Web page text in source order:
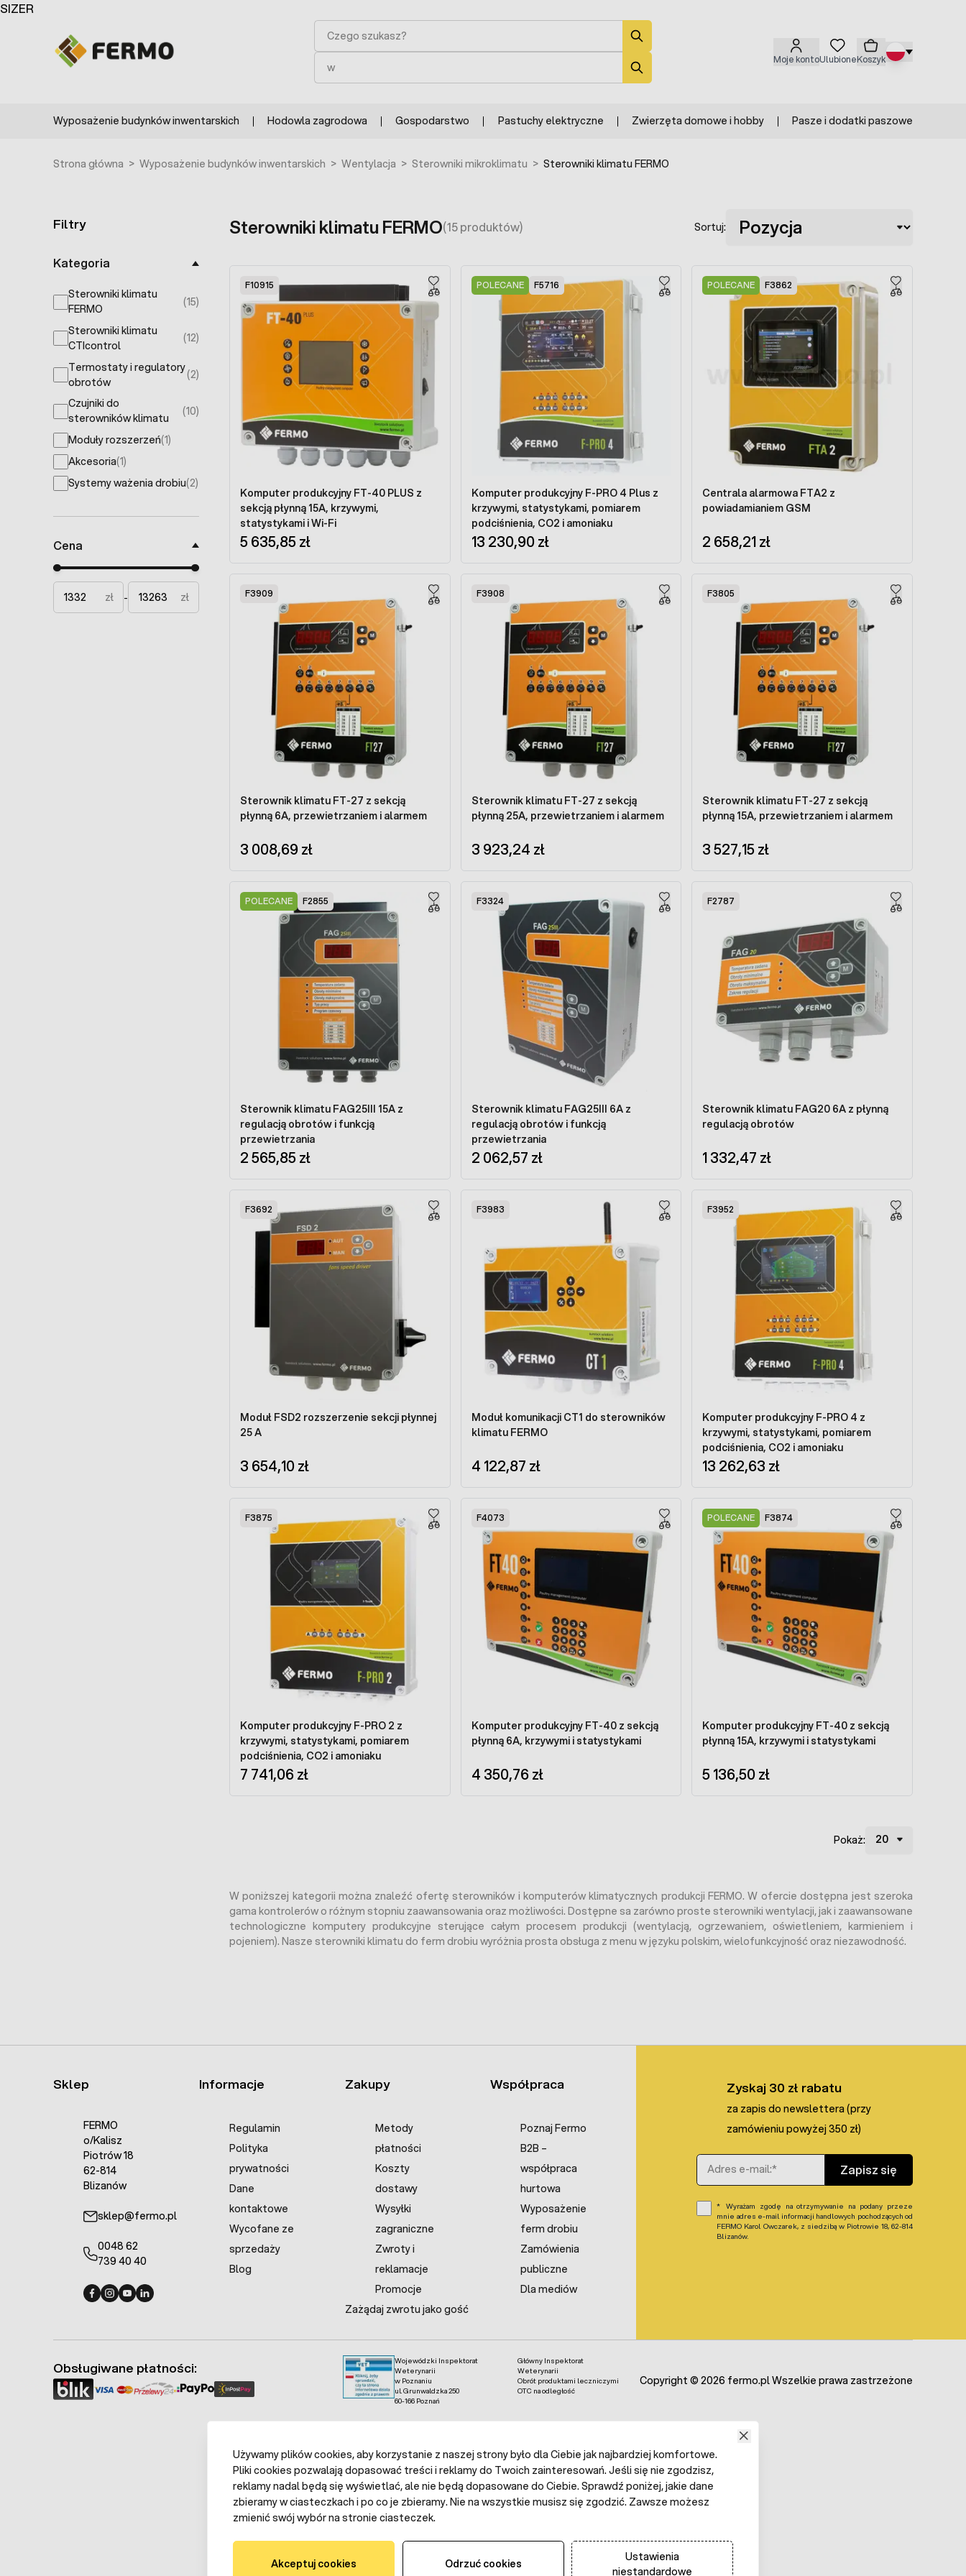
Przejdź do treści
Moje kontoUlubioneKoszyk
Szukaj
Szukaj
Wyposażenie budynków inwentarskich Hodowla zagrodowa Gospodarstwo Pastuchy elektryczne Zwierzęta domowe i hobby Pasze i dodatki paszowe
Strona główna > Wyposażenie budynków inwentarskich > Wentylacja > Sterowniki mikroklimatu > Sterowniki klimatu FERMO
Filtry
Kategoria
Sterowniki klimatu
FERMO
(15)
products available
Sterowniki klimatu
CTIcontrol
(12)
products available
Termostaty i regulatory
obrotów
(2)
products available
Czujniki do
sterowników klimatu
(10)
products available
Moduły rozszerzeń(1)
products available
Akcesoria(1)
products available
Systemy ważenia drobiu(2)
products available
Cena
Minimal price
Maximum price
zł
- zł
Sterowniki klimatu FERMO(15 produktów) Sortuj:
F10915
Komputer produkcyjny FT-40 PLUS z
sekcją płynną 15A, krzywymi,
statystykami i Wi-Fi
5 635,85 zł
POLECANE F5716
Komputer produkcyjny F-PRO 4 Plus z
krzywymi, statystykami, pomiarem
podciśnienia, CO2 i amoniaku
13 230,90 zł
POLECANE F3862
Centrala alarmowa FTA2 z
powiadamianiem GSM
2 658,21 zł
F3909
Sterownik klimatu FT-27 z sekcją
płynną 6A, przewietrzaniem i alarmem
3 008,69 zł
F3908
Sterownik klimatu FT-27 z sekcją
płynną 25A, przewietrzaniem i alarmem
3 923,24 zł
F3805
Sterownik klimatu FT-27 z sekcją
płynną 15A, przewietrzaniem i alarmem
3 527,15 zł
POLECANE F2855
Sterownik klimatu FAG25III 15A z
regulacją obrotów i funkcją
przewietrzania
2 565,85 zł
F3324
Sterownik klimatu FAG25III 6A z
regulacją obrotów i funkcją
przewietrzania
2 062,57 zł
F2787
Sterownik klimatu FAG20 6A z płynną
regulacją obrotów
1 332,47 zł
F3692
Moduł FSD2 rozszerzenie sekcji płynnej
25 A
3 654,10 zł
F3983
Moduł komunikacji CT1 do sterowników
klimatu FERMO
4 122,87 zł
F3952
Komputer produkcyjny F-PRO 4 z
krzywymi, statystykami, pomiarem
podciśnienia, CO2 i amoniaku
13 262,63 zł
F3875
Komputer produkcyjny F-PRO 2 z
krzywymi, statystykami, pomiarem
podciśnienia, CO2 i amoniaku
7 741,06 zł
F4073
Komputer produkcyjny FT-40 z sekcją
płynną 6A, krzywymi i statystykami
4 350,76 zł
POLECANE F3874
Komputer produkcyjny FT-40 z sekcją
płynną 15A, krzywymi i statystykami
5 136,50 zł
Pokaż:
W poniższej kategorii można znaleźć ofertę sterowników i komputerów klimatycznych produkcji FERMO. W ofercie dostępna jest szeroka
gama kontrolerów o różnym stopniu zaawansowania oraz możliwości. Dostępne sa zarówno proste sterowniki wentylacji, jak i zaawansowane
technologiczne komputery produkcyjne sterujące całym procesem produkcji (wentylacją, ogrzewaniem, oświetleniem, karmieniem i
pojeniem). Nasze sterowniki klimatu do ferm drobiu wyróżnia prosta obsługa z menu w języku polskim, wielofunkcyjność oraz niezawodność.
Sklep
FERMO
o/Kalisz
Piotrów 18
62-814
Blizanów
sklep@fermo.pl
0048 62
739 40 40
Informacje
Regulamin
Polityka
prywatności
Dane
kontaktowe
Wycofane ze
sprzedaży
Blog
Zakupy
Metody
płatności
Koszty
dostawy
Wysyłki
zagraniczne
Zwroty i
reklamacje
Promocje
Zażądaj zwrotu jako gość
Współpraca
Poznaj Fermo
B2B –
współpraca
hurtowa
Wyposażenie
ferm drobiu
Zamówienia
publiczne
Dla mediów
Zyskaj 30 zł rabatu
za zapis do newslettera (przy
zamówieniu powyżej 350 zł)
Adres e-mail
Zapisz się
Wyrażam zgodę na otrzymywanie na podany przeze
mnie adres e-mail informacji handlowych pochodzących od
FERMO Karol Owczarek, z siedzibą w Piotrowie 18, 62-814
Blizanów.
Wojewódzki Inspektorat
Weterynarii
w Poznaniu
ul. Grunwaldzka 250
60-166 Poznań
Główny Inspektorat
Weterynarii
Obrót produktami leczniczymi
OTC na odległość
Obsługiwane płatności:
Copyright © 2026 fermo.pl Wszelkie prawa zastrzeżone
Używamy plików cookies, aby korzystanie z naszej strony było dla Ciebie jak najbardziej komfortowe.
Pliki cookies pozwalają dopasować treści i reklamy do Twoich zainteresowań. Jeśli się nie zgodzisz,
reklamy nadal będą się wyświetlać, ale nie będą dopasowane do Ciebie. Sprawdź poniżej, jakie dane
zbieramy w ciasteczkach i po co je zbieramy. Nie na wszystkie musisz się zgodzić. Zawsze możesz
zmienić swój wybór na stronie ciasteczek.
Akceptuj cookies Odrzuć cookies
Ustawienia
niestandardowe
SIZER